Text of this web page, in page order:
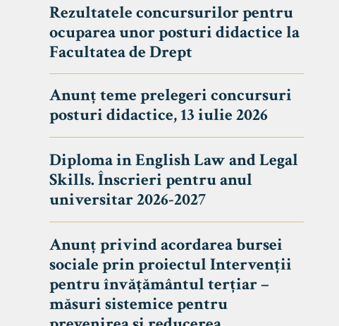
Rezultatele concursurilor pentru
ocuparea unor posturi didactice la
Facultatea de Drept
Anunț teme prelegeri concursuri
posturi didactice, 13 iulie 2026
Diploma in English Law and Legal
Skills. Înscrieri pentru anul
universitar 2026-2027
Anunț privind acordarea bursei
sociale prin proiectul Intervenții
pentru învățământul terțiar –
măsuri sistemice pentru